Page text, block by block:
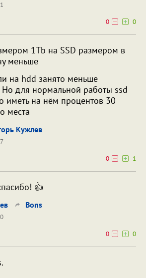
0
0
1Tb на SSD размером в
меньше
на hdd занято меньше
для нормальной работы ssd
иметь на нём процентов 30
места
Кужлев
0
1
👍
Bons
0
0